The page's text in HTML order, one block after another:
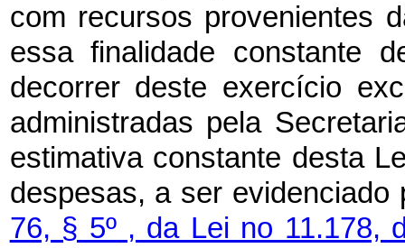
com recursos provenientes
essa finalidade constante
decorrer deste exercício
administradas pela
estimativa constante desta
despesas, a ser
76, § 5º , da Lei no 11.178,